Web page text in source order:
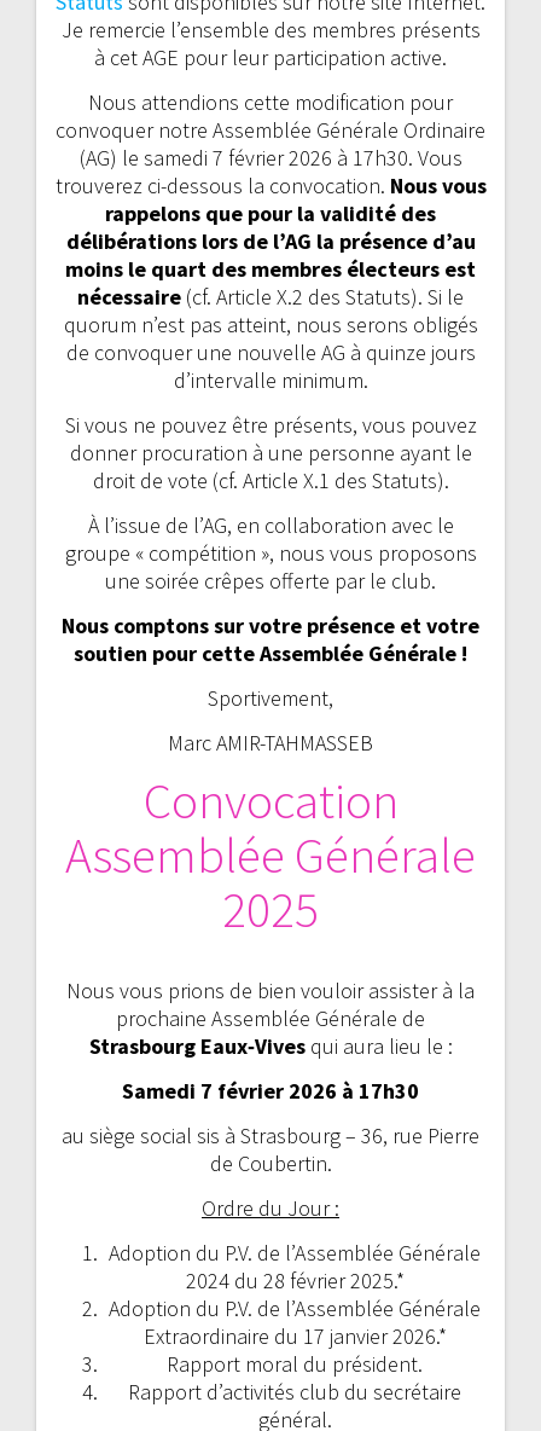
Je remercie l’ensemble des membres présents
à cet AGE pour leur participation active.
Nous attendions cette modification pour
convoquer notre Assemblée Générale Ordinaire
(AG) le samedi 7 février 2026 à 17h30. Vous
trouverez ci-dessous la convocation. Nous vous
rappelons que pour la validité des
délibérations lors de l’AG la présence d’au
moins le quart des membres électeurs est
nécessaire (cf. Article X.2 des Statuts). Si le
quorum n’est pas atteint, nous serons obligés
de convoquer une nouvelle AG à quinze jours
d’intervalle minimum.
Si vous ne pouvez être présents, vous pouvez
donner procuration à une personne ayant le
droit de vote (cf. Article X.1 des Statuts).
À l’issue de l’AG, en collaboration avec le
groupe « compétition », nous vous proposons
une soirée crêpes offerte par le club.
Nous comptons sur votre présence et votre
soutien pour cette Assemblée Générale !
Sportivement,
Marc AMIR-TAHMASSEB
Convocation
Assemblée Générale
2025
Nous vous prions de bien vouloir assister à la
prochaine Assemblée Générale de
Strasbourg Eaux‑Vivesqui aura lieu le :
Samedi 7 février 2026 à 17h30
au siège social sis à Strasbourg – 36, rue Pierre
de Coubertin.
Ordre du Jour :
Adoption du P.V. de l’Assemblée Générale
2024 du 28 février 2025.*
Adoption du P.V. de l’Assemblée Générale
Extraordinaire du 17 janvier 2026.*
Rapport moral du président.
Rapport d’activités club du secrétaire
général.